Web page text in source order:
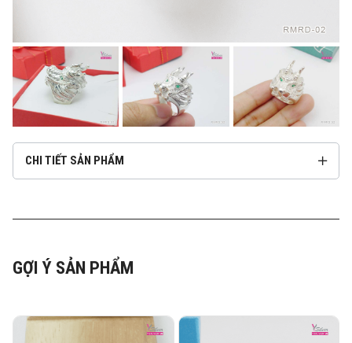
CHI TIẾT SẢN PHẨM
GỢI Ý SẢN PHẨM